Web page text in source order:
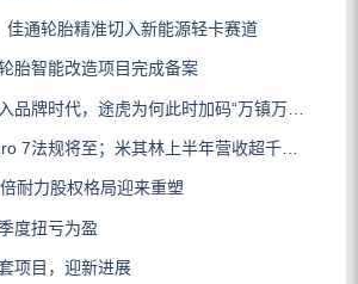
佳通轮胎精准切入新能源轻卡赛道
胎智能改造项目完成备案
牌时代，途虎为何此时加码“万镇万店”？
其林上半年营收超千亿；倍耐力上半年盈利稳增；龙星炭黑斩获欧洲近万吨订单
耐力股权格局迎来重塑
度扭亏为盈
项目，迎新进展